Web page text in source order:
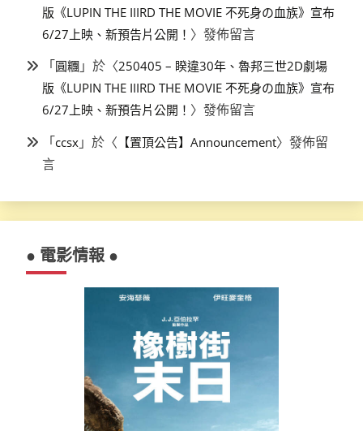
版《LUPIN THE IIIRD THE MOVIE 不死身の血族》宣布
6/27上映、新預告片公開！ 〉發佈留言
「圓糰 」於〈250405 – 睽違30年、魯邦三世2D劇場
版《LUPIN THE IIIRD THE MOVIE 不死身の血族》宣布
6/27上映、新預告片公開！ 〉發佈留言
「ccsx 」於〈 【置頂公告】Announcement〉發佈留
言
● 電影情報 ●